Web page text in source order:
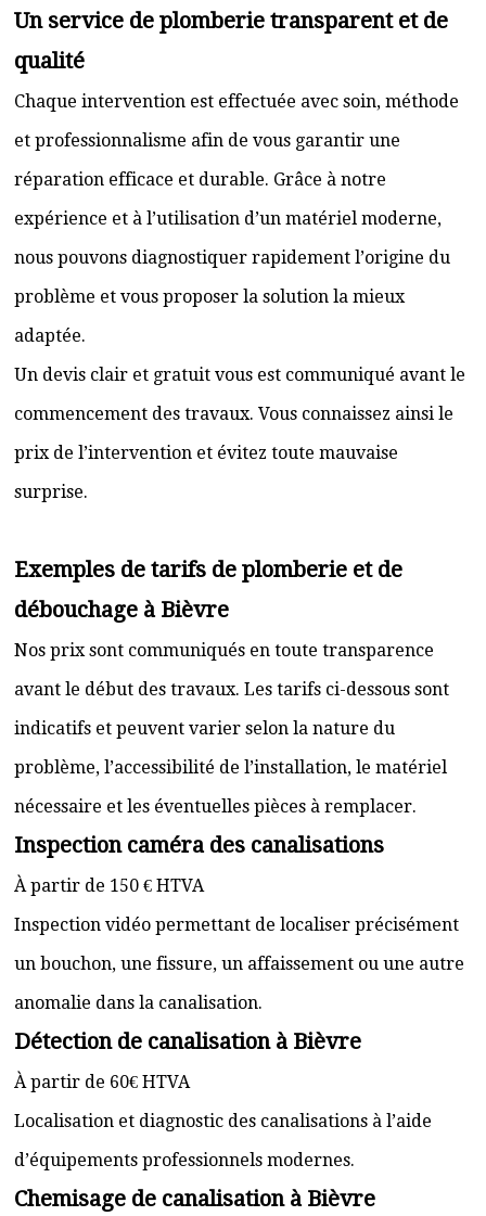
Un service de plomberie transparent et de
qualité
Chaque intervention est effectuée avec soin, méthode
et professionnalisme afin de vous garantir une
réparation efficace et durable. Grâce à notre
expérience et à l’utilisation d’un matériel moderne,
nous pouvons diagnostiquer rapidement l’origine du
problème et vous proposer la solution la mieux
adaptée.
Un devis clair et gratuit vous est communiqué avant le
commencement des travaux. Vous connaissez ainsi le
prix de l’intervention et évitez toute mauvaise
surprise.
Exemples de tarifs de plomberie et de
débouchage à Bièvre
Nos prix sont communiqués en toute transparence
avant le début des travaux. Les tarifs ci-dessous sont
indicatifs et peuvent varier selon la nature du
problème, l’accessibilité de l’installation, le matériel
nécessaire et les éventuelles pièces à remplacer.
Inspection caméra des canalisations
À partir de 150 € HTVA
Inspection vidéo permettant de localiser précisément
un bouchon, une fissure, un affaissement ou une autre
anomalie dans la canalisation.
Détection de canalisation à Bièvre
À partir de 60€ HTVA
Localisation et diagnostic des canalisations à l’aide
d’équipements professionnels modernes.
Chemisage de canalisation à Bièvre